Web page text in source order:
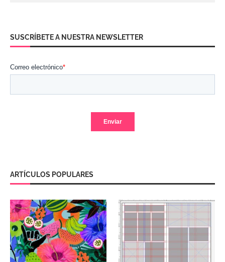
SUSCRÍBETE A NUESTRA NEWSLETTER
ARTÍCULOS POPULARES